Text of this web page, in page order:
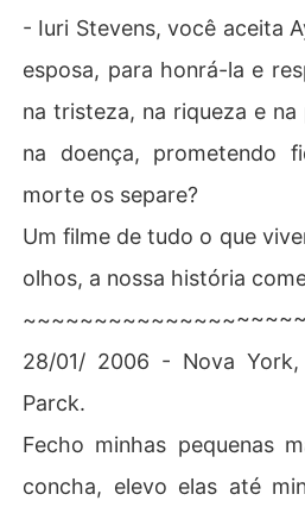
- Iuri Stevens, você aceita
esposa, para honrá-la e
na tristeza, na riqueza e
na doença, prometendo
morte os separe?
Um filme de tudo o que
olhos, a nossa história
28/01/ 2006 - Nova York,
Parck.
Fecho minhas pequenas
concha, elevo elas até